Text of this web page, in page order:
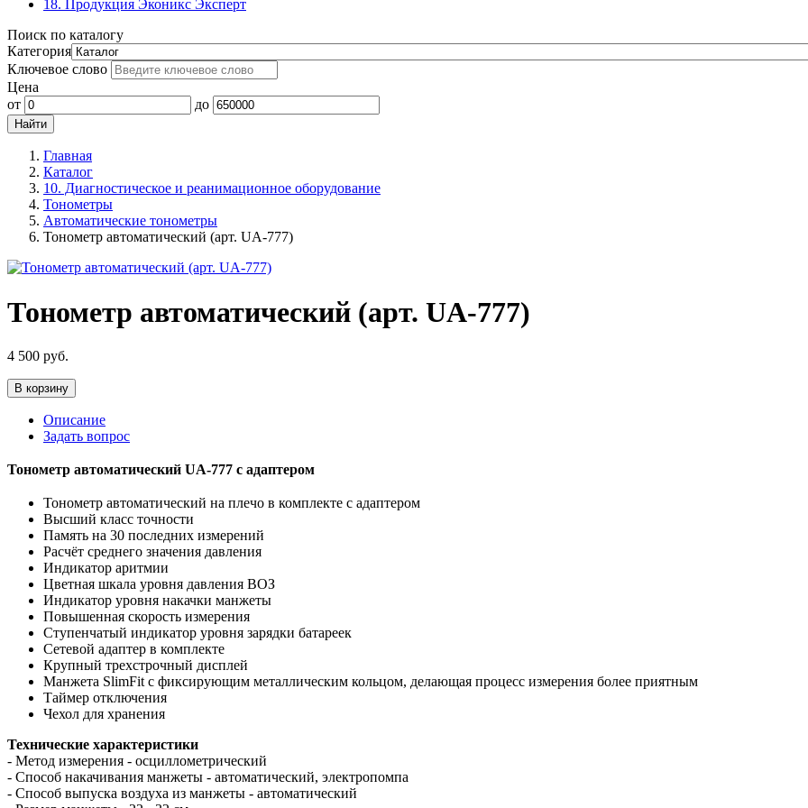
18. Продукция Эконикс Эксперт
Поиск по каталогу
Категория
Ключевое слово
Цена
от
до
Главная
Каталог
10. Диагностическое и реанимационное оборудование
Тонометры
Автоматические тонометры
Тонометр автоматический (арт. UA-777)
Тонометр автоматический (арт. UA-777)
4 500 руб.
В корзину
Описание
Задать вопрос
Тонометр автоматический UA-777 с адаптером
Тонометр автоматический на плечо в комплекте с адаптером
Высший класс точности
Память на 30 последних измерений
Расчёт среднего значения давления
Индикатор аритмии
Цветная шкала уровня давления ВОЗ
Индикатор уровня накачки манжеты
Повышенная скорость измерения
Ступенчатый индикатор уровня зарядки батареек
Сетевой адаптер в комплекте
Крупный трехстрочный дисплей
Манжета SlimFit с фиксирующим металлическим кольцом, делающая процесс измерения более приятным
Таймер отключения
Чехол для хранения
Технические характеристики
- Метод измерения - осциллометрический
- Способ накачивания манжеты - автоматический, электропомпа
- Способ выпуска воздуха из манжеты - автоматический